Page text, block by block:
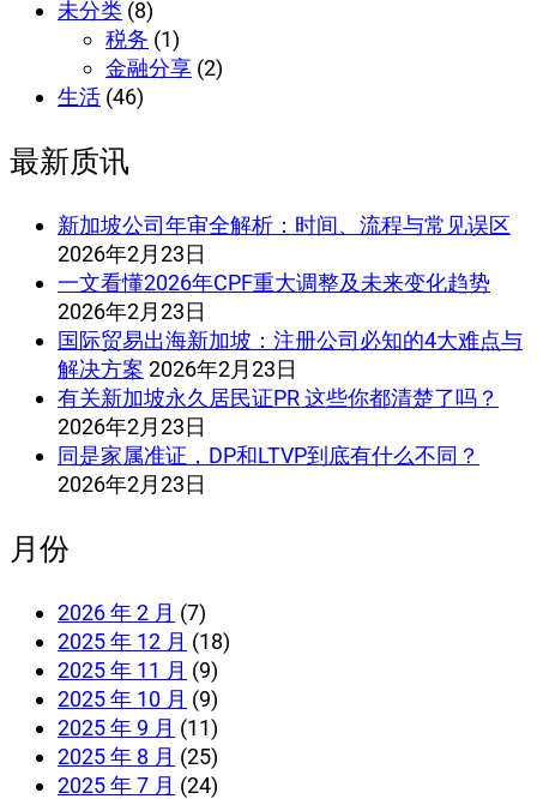
未分类 (8)
税务 (1)
金融分享 (2)
生活 (46)
最新质讯
新加坡公司年审全解析：时间、流程与常见误区
2026年2月23日
一文看懂2026年CPF重大调整及未来变化趋势
2026年2月23日
国际贸易出海新加坡：注册公司必知的4大难点与
解决方案 2026年2月23日
有关新加坡永久居民证PR 这些你都清楚了吗？
2026年2月23日
同是家属准证，DP和LTVP到底有什么不同？
2026年2月23日
月份
2026 年 2 月 (7)
2025 年 12 月 (18)
2025 年 11 月 (9)
2025 年 10 月 (9)
2025 年 9 月 (11)
2025 年 8 月 (25)
2025 年 7 月 (24)